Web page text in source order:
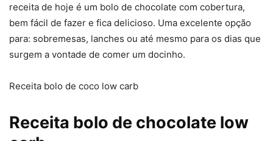
receita de hoje é um bolo de chocolate com cobertura,
bem fácil de fazer e fica delicioso. Uma excelente opção
para: sobremesas, lanches ou até mesmo para os dias que
surgem a vontade de comer um docinho.
Receita bolo de coco low carb
Receita bolo de chocolate low